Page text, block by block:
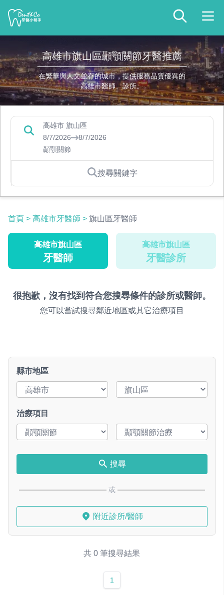
高雄市旗山區顳顎關節牙醫推薦
在繁華與人文並存的城市，提供服務品質優異的
高雄市醫師、診所。
高雄市 旗山區
8/7/2026
8/7/2026
顳顎關節
搜尋關鍵字
首頁 > 高雄市牙醫師 > 旗山區牙醫師
高雄市旗山區
牙醫師
高雄市旗山區
牙醫診所
很抱歉，沒有找到符合您搜尋條件的診所或醫師。
您可以嘗試搜尋鄰近地區或其它治療項目
縣市地區
治療項目
搜尋
或
附近診所/醫師
共 0 筆搜尋結果
1